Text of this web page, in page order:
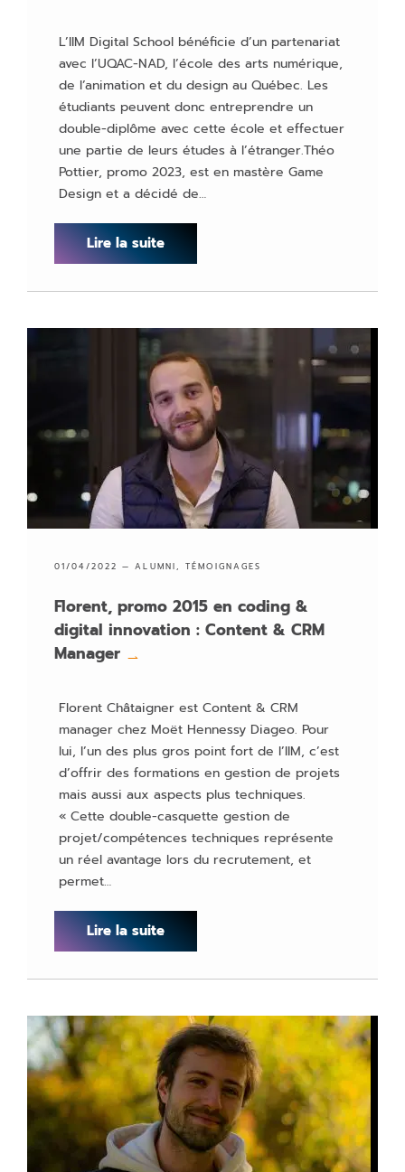
L’IIM Digital School bénéficie d’un partenariat
avec l’UQAC-NAD, l’école des arts numérique,
de l’animation et du design au Québec. Les
étudiants peuvent donc entreprendre un
double-diplôme avec cette école et effectuer
une partie de leurs études à l’étranger.Théo
Pottier, promo 2023, est en mastère Game
Design et a décidé de…
Lire la suite
01/04/2022 —ALUMNI,TÉMOIGNAGES
Florent, promo 2015 en coding &
digital innovation : Content & CRM
Manager →
Florent Châtaigner est Content & CRM
manager chez Moët Hennessy Diageo. Pour
lui, l’un des plus gros point fort de l’IIM, c’est
d’offrir des formations en gestion de projets
mais aussi aux aspects plus techniques.
« Cette double-casquette gestion de
projet/compétences techniques représente
un réel avantage lors du recrutement, et
permet…
Lire la suite